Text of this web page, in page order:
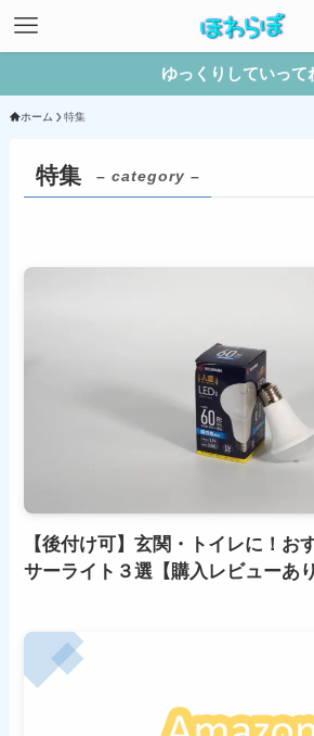
ゆっくりしていって
ホーム 特集
特集 – category –
【後付け可】玄関・トイレに！お
サーライト３選【購入レビューあり